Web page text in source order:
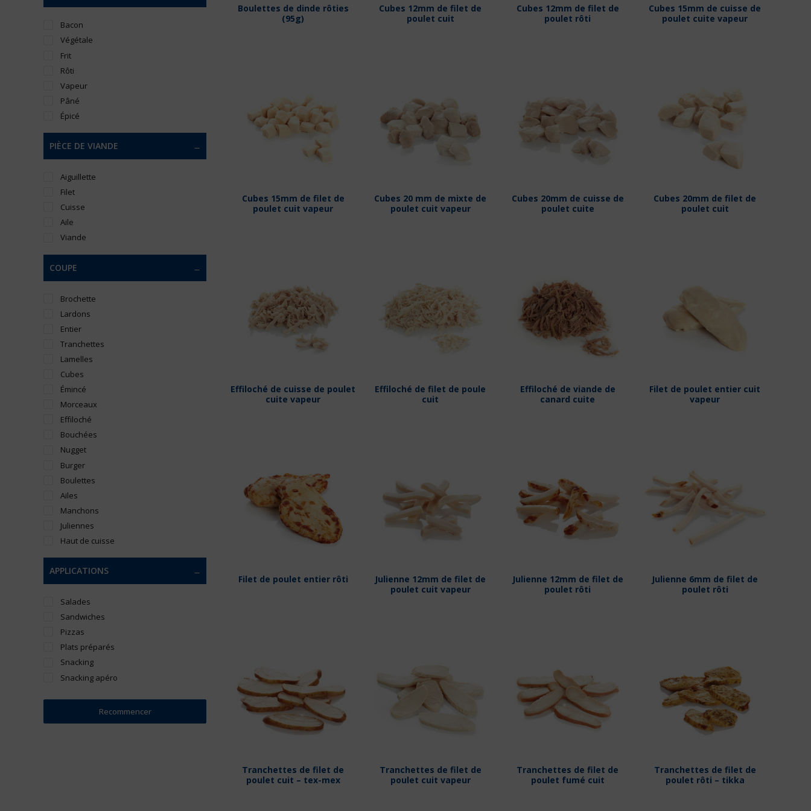
Boulettes de dinde rôties
(95g)
Cubes 12mm de filet de
poulet cuit
Cubes 12mm de filet de
poulet rôti
Cubes 15mm de cuisse de
poulet cuite vapeur
Cubes 15mm de filet de
poulet cuit vapeur
Cubes 20 mm de mixte de
poulet cuit vapeur
Cubes 20mm de cuisse de
poulet cuite
Cubes 20mm de filet de
poulet cuit
Effiloché de cuisse de poulet
cuite vapeur
Effiloché de filet de poule
cuit
Effiloché de viande de
canard cuite
Filet de poulet entier cuit
vapeur
Filet de poulet entier rôti
Julienne 12mm de filet de
poulet cuit vapeur
Julienne 12mm de filet de
poulet rôti
Julienne 6mm de filet de
poulet rôti
Tranchettes de filet de
poulet cuit – tex-mex
Tranchettes de filet de
poulet cuit vapeur
Tranchettes de filet de
poulet fumé cuit
Tranchettes de filet de
poulet rôti – tikka
Bacon
Végétale
Frit
Rôti
Vapeur
Pâné
Épicé
PIÈCE DE VIANDE
Aiguillette
Filet
Cuisse
Aile
Viande
COUPE
Brochette
Lardons
Entier
Tranchettes
Lamelles
Cubes
Émincé
Morceaux
Effiloché
Bouchées
Nugget
Burger
Boulettes
Ailes
Manchons
Juliennes
Haut de cuisse
APPLICATIONS
Salades
Sandwiches
Pizzas
Plats préparés
Snacking
Snacking apéro
Recommencer